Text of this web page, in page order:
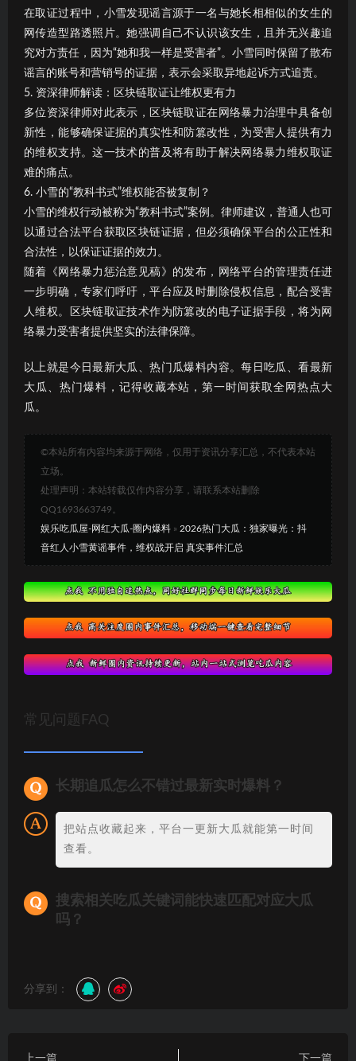
在取证过程中，小雪发现谣言源于一名与她长相相似的女生的
网传造型路透照片。她强调自己不认识该女生，且并无兴趣追
究对方责任，因为“她和我一样是受害者”。小雪同时保留了散布
谣言的账号和营销号的证据，表示会采取异地起诉方式追责。
5. 资深律师解读：区块链取证让维权更有力
多位资深律师对此表示，区块链取证在网络暴力治理中具备创
新性，能够确保证据的真实性和防篡改性，为受害人提供有力
的维权支持。这一技术的普及将有助于解决网络暴力维权取证
难的痛点。
6. 小雪的“教科书式”维权能否被复制？
小雪的维权行动被称为“教科书式”案例。律师建议，普通人也可
以通过合法平台获取区块链证据，但必须确保平台的公正性和
合法性，以保证证据的效力。
随着《网络暴力惩治意见稿》的发布，网络平台的管理责任进
一步明确，专家们呼吁，平台应及时删除侵权信息，配合受害
人维权。区块链取证技术作为防篡改的电子证据手段，将为网
络暴力受害者提供坚实的法律保障。
以上就是今日最新大瓜、热门瓜爆料内容。每日吃瓜、看最新
大瓜、热门爆料，记得收藏本站，第一时间获取全网热点大
瓜。
©本站所有内容均来源于网络，仅用于资讯分享汇总，不代表本站
立场。
处理声明：本站转载仅作内容分享，请联系本站删除
QQ1693663749。
娱乐吃瓜屋-网红大瓜-圈内爆料 » 2026热门大瓜：独家曝光：抖
音红人小雪黄谣事件，维权战开启 真实事件汇总
常见问题FAQ
长期追瓜怎么不错过最新实时爆料？
把站点收藏起来，平台一更新大瓜就能第一时间
查看。
搜索相关吃瓜关键词能快速匹配对应大瓜
吗？
分享到：
上一篇 下一篇